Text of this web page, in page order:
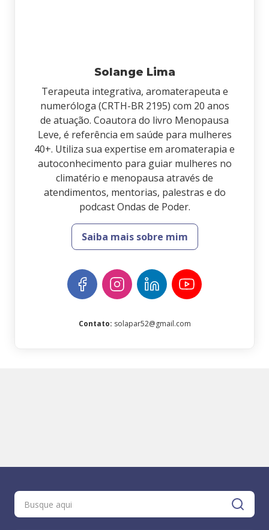
Solange Lima
Terapeuta integrativa, aromaterapeuta e
numeróloga (CRTH-BR 2195) com 20 anos
de atuação. Coautora do livro Menopausa
Leve, é referência em saúde para mulheres
40+. Utiliza sua expertise em aromaterapia e
autoconhecimento para guiar mulheres no
climatério e menopausa através de
atendimentos, mentorias, palestras e do
podcast Ondas de Poder.
Saiba mais sobre mim
Contato: solapar52@gmail.com